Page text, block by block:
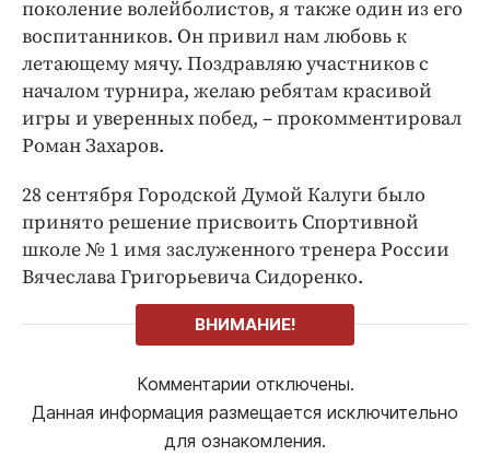
поколение волейболистов, я также один из его
воспитанников. Он привил нам любовь к
летающему мячу. Поздравляю участников с
началом турнира, желаю ребятам красивой
игры и уверенных побед, – прокомментировал
Роман Захаров.
28 сентября Городской Думой Калуги было
принято решение присвоить Спортивной
школе № 1 имя заслуженного тренера России
Вячеслава Григорьевича Сидоренко.
ВНИМАНИЕ!
Комментарии отключены.
Данная информация размещается исключительно
для ознакомления.